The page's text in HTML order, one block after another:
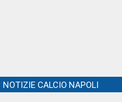
NOTIZIE CALCIO NAPOLI